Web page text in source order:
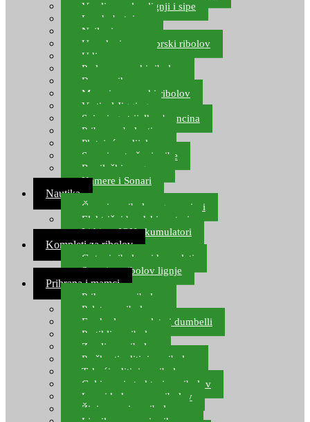
Varalice za lov lignji i sipe
Lov hobotnice
Najloni za more
Upredenice za morski ribolov
Udice za more
Perle za morski ribolov
Brum prihrana za more
Mamci za morski ribolov
Vertical Jigging
Spinning strijelke, brancina
Pribor za bolentino
Plutajuća odijela
Sonari za traženje ribe
Ronilački program
Kamere i Sonari
Nautika
Čamci za ribolov, gumenjaci
Električni brodski motori
Lithium ION akumulatori
Kompleti za ribolov
Gotovi ribolovni kompleti
Setovi za ribolov lignje
Prihrana i mamci
Prihrana za ribolov
Pelete za ribolov
Feeder lovne pelete i dumbelli
Partikli za ribolov
Zemlja za ribolov
Praškasti aditivi za ribolov
Tekući aditivi za ribolov
Gel i sprej atraktori za ribolov
Lovni kukuruz za ribolov
Živi mamci za ribolov